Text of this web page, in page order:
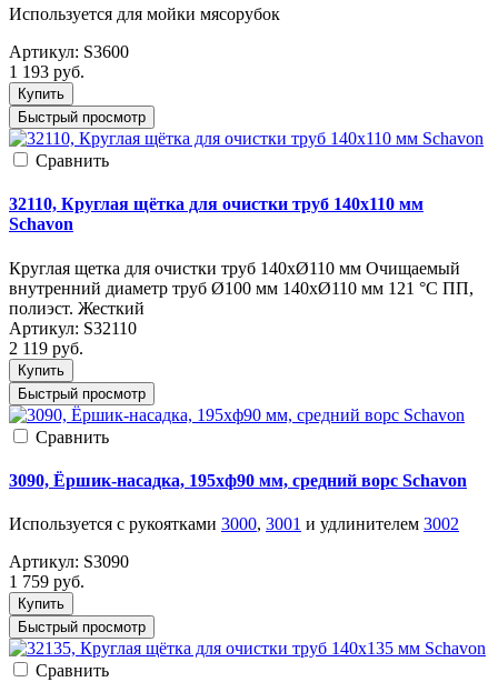
Используется для мойки мясорубок
Артикул: S3600
1 193 руб.
Купить
Быстрый просмотр
Cравнить
32110, Круглая щётка для очистки труб 140х110 мм
Schavon
Круглая щетка для очистки труб 140хØ110 мм Очищаемый
внутренний диаметр труб Ø100 мм 140xØ110 мм 121 °С ПП,
полиэст. Жесткий
Артикул: S32110
2 119 руб.
Купить
Быстрый просмотр
Cравнить
3090, Ёршик-насадка, 195xф90 мм, средний ворс Schavon
Используется с рукоятками 3000, 3001 и удлинителем 3002
Артикул: S3090
1 759 руб.
Купить
Быстрый просмотр
Cравнить